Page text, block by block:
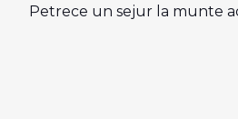
Petrece un sejur la munte